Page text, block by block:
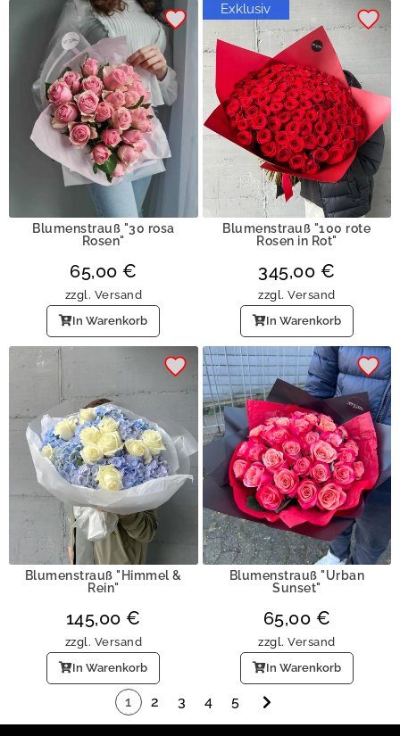
Blumenstrauß "30 rosa
Rosen"
65,00 €
zzgl. Versand
In Warenkorb
Exklusiv
Blumenstrauß "100 rote
Rosen in Rot"
345,00 €
zzgl. Versand
In Warenkorb
Blumenstrauß "Himmel &
Rein"
145,00€
zzgl. Versand
In Warenkorb
Blumenstrauß "Urban
Sunset"
65,00 €
zzgl. Versand
In Warenkorb
1 2 3 4 5